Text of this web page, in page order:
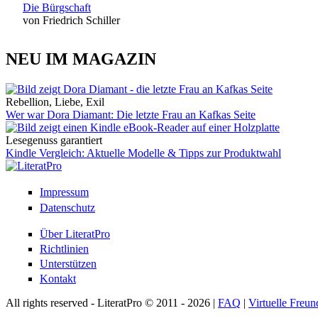
Die Bürgschaft
von Friedrich Schiller
NEU IM MAGAZIN
Rebellion, Liebe, Exil
Wer war Dora Diamant: Die letzte Frau an Kafkas Seite
Lesegenuss garantiert
Kindle Vergleich: Aktuelle Modelle & Tipps zur Produktwahl
Impressum
Datenschutz
Über LiteratPro
Richtlinien
Unterstützen
Kontakt
All rights reserved - LiteratPro © 2011 - 2026 | FAQ | Virtuelle